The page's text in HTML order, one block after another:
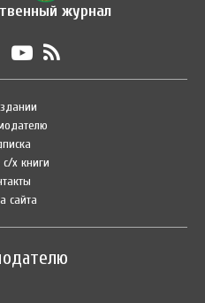
журнал
х книги
сайта